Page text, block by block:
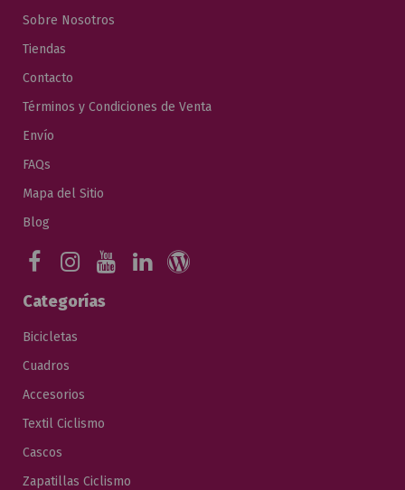
Sobre Nosotros
Tiendas
Contacto
Términos y Condiciones de Venta
Envío
FAQs
Mapa del Sitio
Blog
Categorías
Bicicletas
Cuadros
Accesorios
Textil Ciclismo
Cascos
Zapatillas Ciclismo